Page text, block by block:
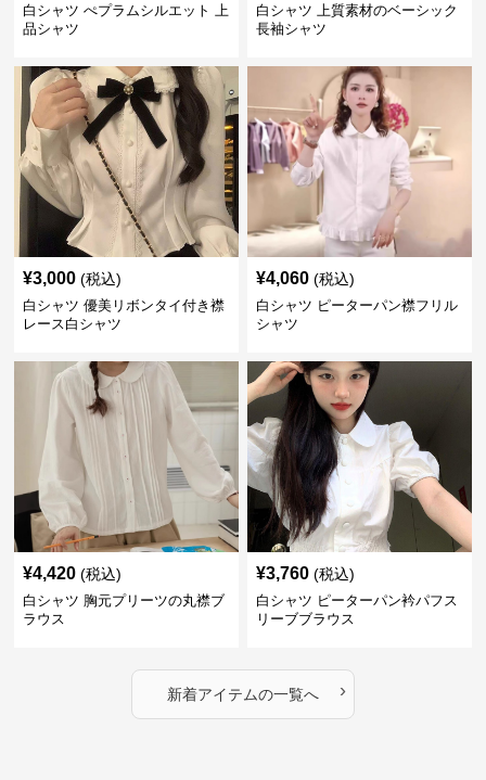
白シャツ ぺプラムシルエット 上
品シャツ
白シャツ 上質素材のベーシック
長袖シャツ
¥3,000 (税込)
白シャツ 優美リボンタイ付き襟
レース白シャツ
¥4,060 (税込)
白シャツ ピーターパン襟フリル
シャツ
¥4,420 (税込)
白シャツ 胸元プリーツの丸襟ブ
ラウス
¥3,760 (税込)
白シャツ ピーターパン衿パフス
リーブブラウス
新着アイテムの一覧へ ›